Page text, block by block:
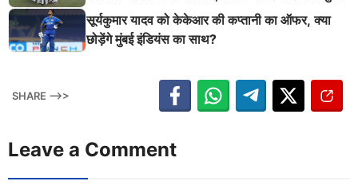
श्मन
सूर्यकुमार यादव को केकेआर की कप्तानी का ऑफर, क्या
छोड़ेंगे मुंबई इंडियंस का साथ?
SHARE -->>
Leave a Comment